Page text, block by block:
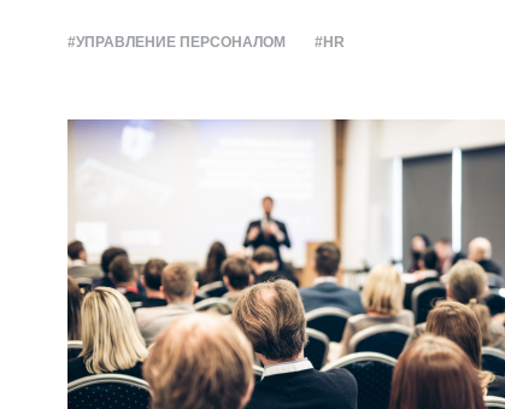
#УПРАВЛЕНИЕ ПЕРСОНАЛОМ #HR